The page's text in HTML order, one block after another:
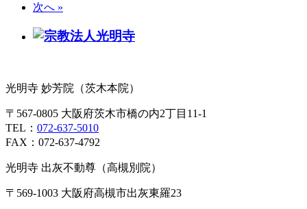
次へ »
光明寺 妙芳院（茨木本院）
〒567-0805 大阪府茨木市橋の内2丁目11-1
TEL： 072-637-5010
FAX：072-637-4792
光明寺 出灰不動尊（高槻別院）
〒569-1003 大阪府高槻市出灰東羅23